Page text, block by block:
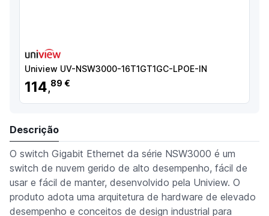
Uniview UV-NSW3000-16T1GT1GC-LPOE-IN
114,89 €
Descrição
O switch Gigabit Ethernet da série NSW3000 é um
switch de nuvem gerido de alto desempenho, fácil de
usar e fácil de manter, desenvolvido pela Uniview. O
produto adota uma arquitetura de hardware de elevado
desempenho e conceitos de design industrial para